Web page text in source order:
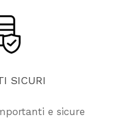
SICURI
e sicure